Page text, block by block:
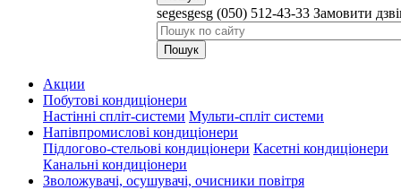
segesgesg (050) 512-43-33 Замовити
Акции
Побутові кондиціонери
Настінні спліт-системи Мульти-спліт системи
Напівпромислові кондиціонери
Підлогово-стельові кондиціонери Касетні кондиціонери
Канальні кондиціонери
Зволожувачі, осушувачі, очисники повітря